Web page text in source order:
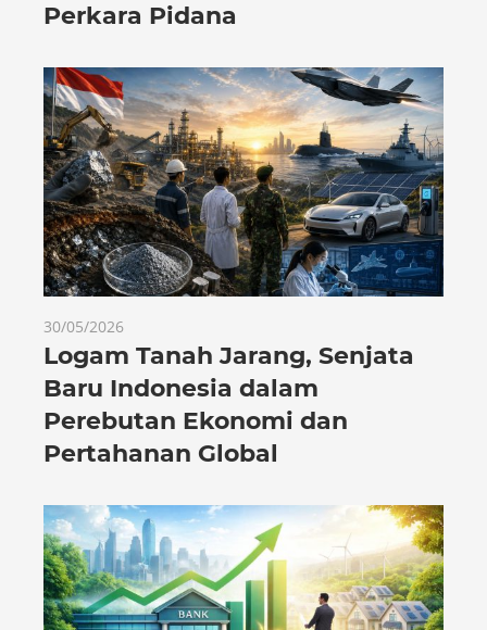
Perkara Pidana
30/05/2026
Logam Tanah Jarang, Senjata
Baru Indonesia dalam
Perebutan Ekonomi dan
Pertahanan Global